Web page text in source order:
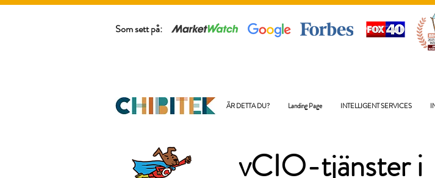
Som sett på:
ÄR DETTA DU? Landing Page INTELLIGENT SERVICES
vCIO-tjänster i